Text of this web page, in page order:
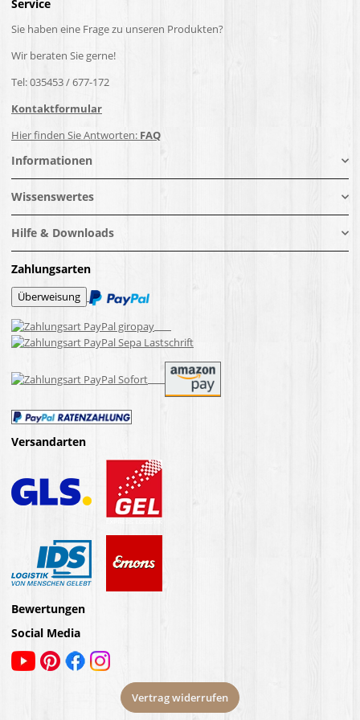
Service
Sie haben eine Frage zu unseren Produkten?
Wir beraten Sie gerne!
Tel: 035453 / 677-172
Kontaktformular
Hier finden Sie Antworten: FAQ
Informationen
Wissenswertes
Hilfe & Downloads
Zahlungsarten
Versandarten
Bewertungen
Social Media
Vertrag widerrufen